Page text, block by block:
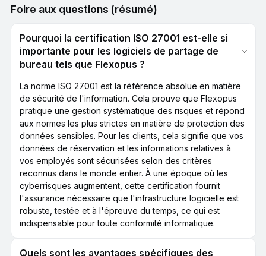
Foire aux questions (résumé)
Pourquoi la certification ISO 27001 est-elle si
importante pour les logiciels de partage de
bureau tels que Flexopus ?
La norme ISO 27001 est la référence absolue en matière
de sécurité de l'information. Cela prouve que Flexopus
pratique une gestion systématique des risques et répond
aux normes les plus strictes en matière de protection des
données sensibles. Pour les clients, cela signifie que vos
données de réservation et les informations relatives à
vos employés sont sécurisées selon des critères
reconnus dans le monde entier. À une époque où les
cyberrisques augmentent, cette certification fournit
l'assurance nécessaire que l'infrastructure logicielle est
robuste, testée et à l'épreuve du temps, ce qui est
indispensable pour toute conformité informatique.
Quels sont les avantages spécifiques des